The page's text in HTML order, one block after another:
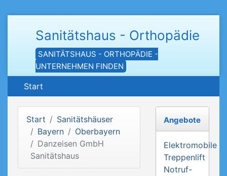
Sanitätshaus - Orthopädie
SANITÄTSHAUS - ORTHOPÄDIE -
UNTERNEHMEN FINDEN
Start
Start
Sanitätshäuser
Bayern
Oberbayern
Danzeisen GmbH
Sanitätshaus
Angebote
Elektromobile
Treppenlift
Notruf-